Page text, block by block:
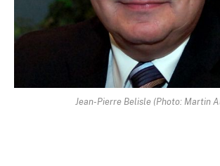
Jean-Pierre Belisle (Photo: Martin